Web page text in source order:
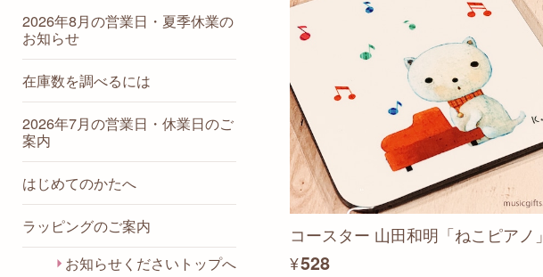
ハンドメイドりふれ / ピアノ
ペダルカバー
フルールドポム / 楽器のプリ
ザーブドフラワー
こっちゃんのりぼん / 楽器の
クリアキーホルダー
Atelier youmou / 楽器の羊毛フ
ェルト刺繍
トーンデコレーション
Hinako / 音楽のイラスト・グ
ッズ
Canary Opera/ 動物のアート
プリント
2026年8月の営業日・夏季休業の
お知らせ
在庫数を調べるには
2026年7月の営業日・休業日のご
案内
はじめてのかたへ
ラッピングのご案内
お知らせくださいトップへ
コースター 山田和明「ねこピアノ」
¥528